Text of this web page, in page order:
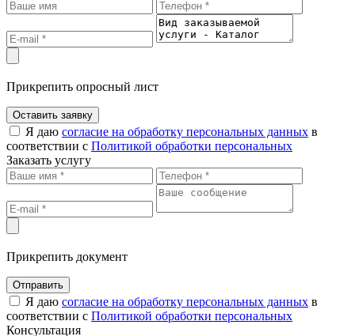
Прикрепить опросный лист
Оставить заявку
Я даю согласие на обработку персональных данных в
соответствии с Политикой обработки персональных
Заказать услугу
Прикрепить документ
Отправить
Я даю согласие на обработку персональных данных в
соответствии с Политикой обработки персональных
Консультация